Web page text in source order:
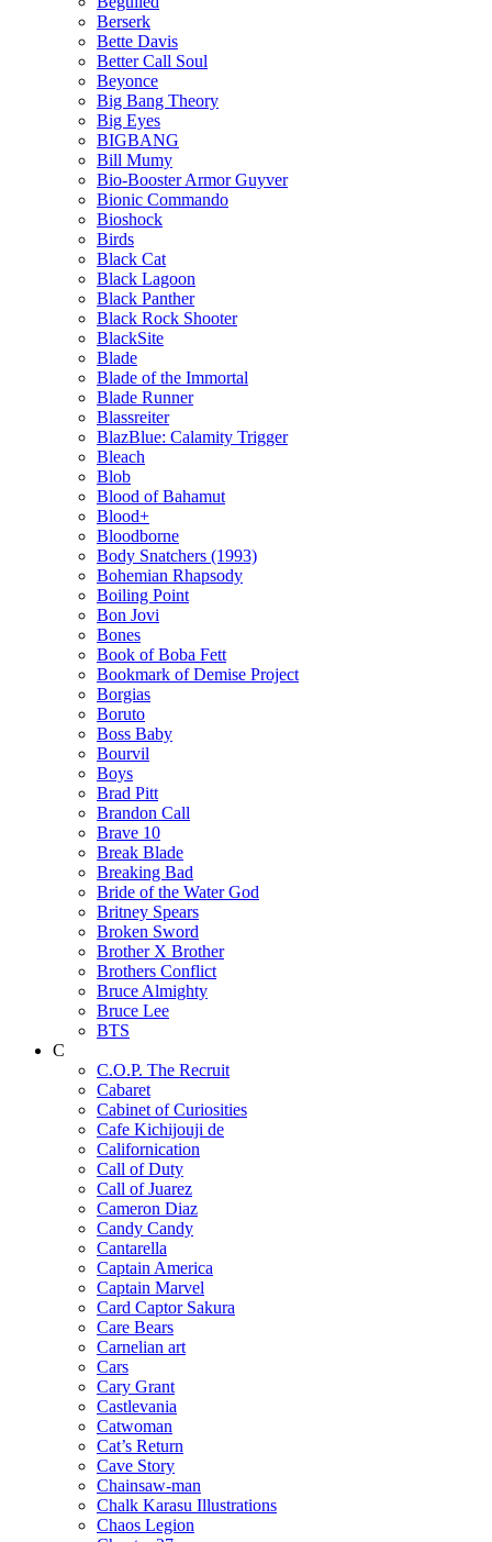
Berserk
Bette Davis
Better Call Soul
Beyonce
Big Bang Theory
Big Eyes
BIGBANG
Bill Mumy
Bio-Booster Armor Guyver
Bionic Commando
Bioshock
Birds
Black Cat
Black Lagoon
Black Panther
Black Rock Shooter
BlackSite
Blade
Blade of the Immortal
Blade Runner
Blassreiter
BlazBlue: Calamity Trigger
Bleach
Blob
Blood of Bahamut
Blood+
Bloodborne
Body Snatchers (1993)
Bohemian Rhapsody
Boiling Point
Bon Jovi
Bones
Book of Boba Fett
Bookmark of Demise Project
Borgias
Boruto
Boss Baby
Bourvil
Boys
Brad Pitt
Brandon Call
Brave 10
Break Blade
Breaking Bad
Bride of the Water God
Britney Spears
Broken Sword
Brother X Brother
Brothers Conflict
Bruce Almighty
Bruce Lee
BTS
C
C.O.P. The Recruit
Cabaret
Cabinet of Curiosities
Cafe Kichijouji de
Californication
Call of Duty
Call of Juarez
Cameron Diaz
Candy Candy
Cantarella
Captain America
Captain Marvel
Card Captor Sakura
Care Bears
Carnelian art
Cars
Cary Grant
Castlevania
Catwoman
Cat’s Return
Cave Story
Chainsaw-man
Chalk Karasu Illustrations
Chaos Legion